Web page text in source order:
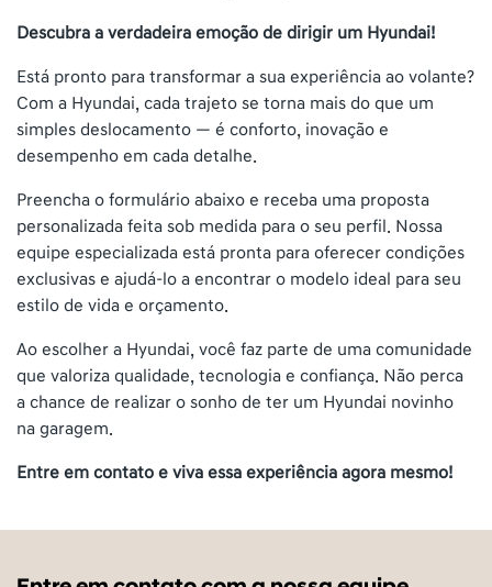
Descubra a verdadeira emoção de dirigir um Hyundai!
Está pronto para transformar a sua experiência ao volante?
Com a Hyundai, cada trajeto se torna mais do que um
simples deslocamento — é conforto, inovação e
desempenho em cada detalhe.
Preencha o formulário abaixo e receba uma proposta
personalizada feita sob medida para o seu perfil. Nossa
equipe especializada está pronta para oferecer condições
exclusivas e ajudá-lo a encontrar o modelo ideal para seu
estilo de vida e orçamento.
Ao escolher a Hyundai, você faz parte de uma comunidade
que valoriza qualidade, tecnologia e confiança. Não perca
a chance de realizar o sonho de ter um Hyundai novinho
na garagem.
Entre em contato e viva essa experiência agora mesmo!